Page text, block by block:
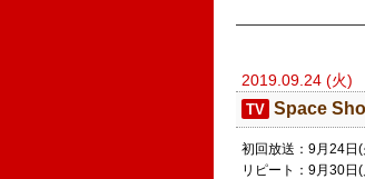
2019.09.24 (火)
TV Space
初回放送：9月24日
リピート：9月30日